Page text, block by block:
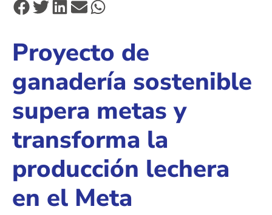
Proyecto de
ganadería sostenible
supera metas y
transforma la
producción lechera
en el Meta